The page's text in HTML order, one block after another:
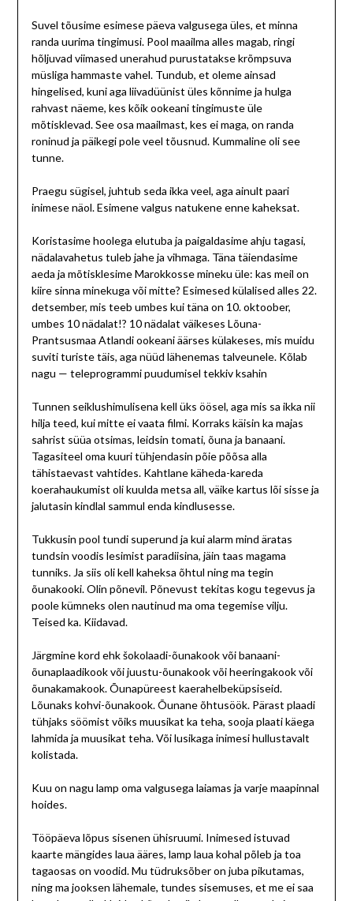
Suvel tõusime esimese päeva valgusega üles, et minna
randa uurima tingimusi. Pool maailma alles magab, ringi
hõljuvad viimased unerahud purustatakse krõmpsuva
müsliga hammaste vahel. Tundub, et oleme ainsad
hingelised, kuni aga liivadüünist üles kõnnime ja hulga
rahvast näeme, kes kõik ookeani tingimuste üle
mõtisklevad. See osa maailmast, kes ei maga, on randa
roninud ja päikegi pole veel tõusnud. Kummaline oli see
tunne.
Praegu sügisel, juhtub seda ikka veel, aga ainult paari
inimese näol. Esimene valgus natukene enne kaheksat.
Koristasime hoolega elutuba ja paigaldasime ahju tagasi,
nädalavahetus tuleb jahe ja vihmaga. Täna täiendasime
aeda ja mõtisklesime Marokkosse mineku üle: kas meil on
kiire sinna minekuga või mitte? Esimesed külalised alles 22.
detsember, mis teeb umbes kui täna on 10. oktoober,
umbes 10 nädalat!? 10 nädalat väikeses Lõuna-
Prantsusmaa Atlandi ookeani äärses külakeses, mis muidu
suviti turiste täis, aga nüüd lähenemas talveunele. Kõlab
nagu — teleprogrammi puudumisel tekkiv ksahin
Tunnen seiklushimulisena kell üks öösel, aga mis sa ikka nii
hilja teed, kui mitte ei vaata filmi. Korraks käisin ka majas
sahrist süüa otsimas, leidsin tomati, õuna ja banaani.
Tagasiteel oma kuuri tühjendasin põie põõsa alla
tähistaevast vahtides. Kahtlane käheda-kareda
koerahaukumist oli kuulda metsa all, väike kartus lõi sisse ja
jalutasin kindlal sammul enda kindlusesse.
Tukkusin pool tundi superund ja kui alarm mind äratas
tundsin voodis lesimist paradiisina, jäin taas magama
tunniks. Ja siis oli kell kaheksa õhtul ning ma tegin
õunakooki. Olin põnevil. Põnevust tekitas kogu tegevus ja
poole kümneks olen nautinud ma oma tegemise vilju.
Teised ka. Kiidavad.
Järgmine kord ehk šokolaadi-õunakook või banaani-
õunaplaadikook või juustu-õunakook või heeringakook või
õunakamakook. Õunapüreest kaerahelbeküpsiseid.
Lõunaks kohvi-õunakook. Õunane õhtusöök. Pärast plaadi
tühjaks söömist võiks muusikat ka teha, sooja plaati käega
lahmida ja muusikat teha. Või lusikaga inimesi hullustavalt
kolistada.
Kuu on nagu lamp oma valgusega laiamas ja varje maapinnal
hoides.
Tööpäeva lõpus sisenen ühisruumi. Inimesed istuvad
kaarte mängides laua ääres, lamp laua kohal põleb ja toa
tagaosas on voodid. Mu tüdruksõber on juba pikutamas,
ning ma jooksen lähemale, tundes sisemuses, et me ei saa